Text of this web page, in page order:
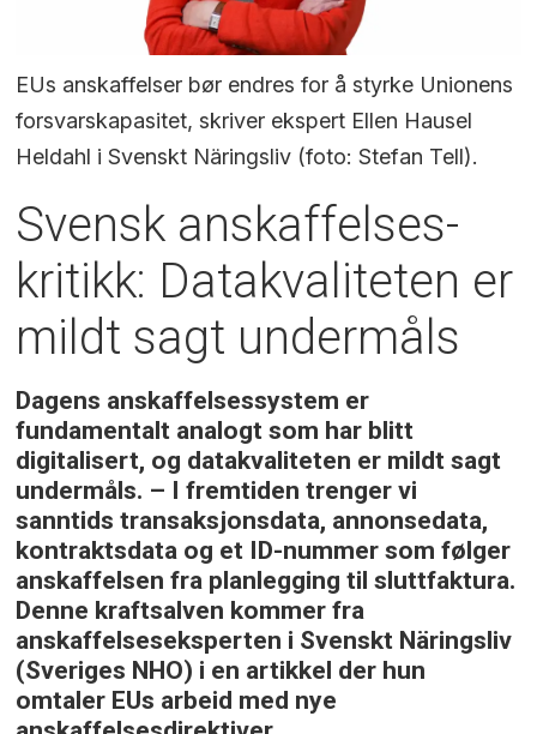
EUs anskaffelser bør endres for å styrke Unionens
forsvarskapasitet, skriver ekspert Ellen Hausel
Heldahl i Svenskt Näringsliv (foto: Stefan Tell).
Svensk anskaffelses-
kritikk: Datakvaliteten er
mildt sagt undermåls
Dagens anskaffelsessystem er
fundamentalt analogt som har blitt
digitalisert, og datakvaliteten er mildt sagt
undermåls. – I fremtiden trenger vi
sanntids transaksjonsdata, annonsedata,
kontraktsdata og et ID-nummer som følger
anskaffelsen fra planlegging til sluttfaktura.
Denne kraftsalven kommer fra
anskaffelseseksperten i Svenskt Näringsliv
(Sveriges NHO) i en artikkel der hun
omtaler EUs arbeid med nye